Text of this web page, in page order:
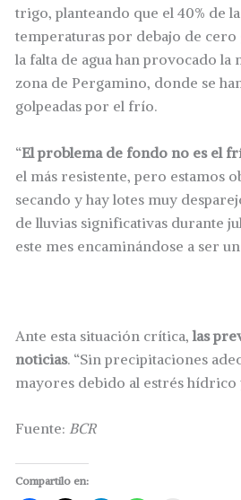
trigo, planteando que el 40% de
temperaturas por debajo de
la falta de agua han provocado la
zona de Pergamino, donde se
golpeadas por el frío.
“El problema de fondo no es el
el más resistente, pero estamos
secando y hay lotes muy
de lluvias significativas durante
este mes encaminándose a ser
Ante esta situación crítica,las
noticias. “Sin precipitaciones
mayores debido al estrés hídrico
Fuente: BCR
Compartilo en: